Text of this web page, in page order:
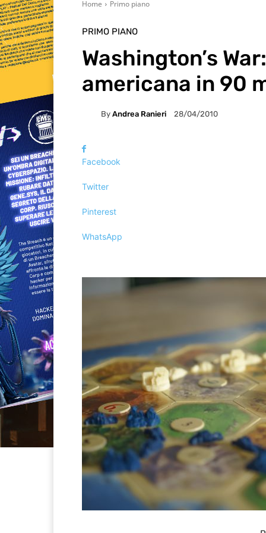
Home Primo piano
PRIMO PIANO
Washington’s
americana in 90
By Andrea Ranieri 28/04/2010
Facebook
Twitter
Pinterest
WhatsApp